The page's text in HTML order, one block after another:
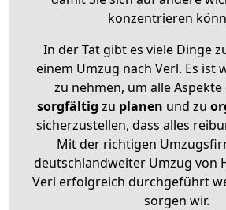
konzentrieren
In der Tat gibt es viele Dinge
einem Umzug nach Verl. Es ist
zu nehmen, um alle Aspekte
sorgfältig zu planen und zu
sicherzustellen, dass alles
Mit der richtigen
deutschlandweiter Umzug von
Verl erfolgreich durchgeführt
sorgen wir.